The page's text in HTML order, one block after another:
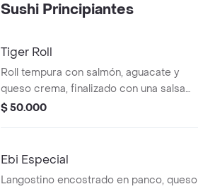
Sushi Principiantes
Tiger Roll
Roll tempura con salmón, aguacate y
queso crema, finalizado con una salsa
dinamita con kanikama, y wakame.
$ 50.000
Ebi Especial
Langostino encostrado en panco, queso